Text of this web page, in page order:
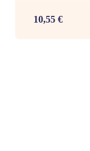
10,55 €